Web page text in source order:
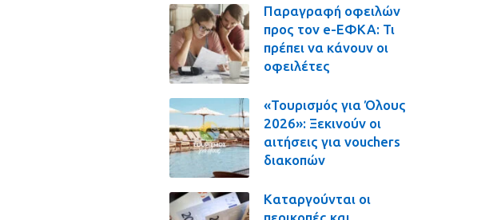
Παραγραφή οφειλών
προς τον e-ΕΦΚΑ: Τι
πρέπει να κάνουν οι
οφειλέτες
«Τουρισμός για Όλους
2026»: Ξεκινούν οι
αιτήσεις για vouchers
διακοπών
Καταργούνται οι